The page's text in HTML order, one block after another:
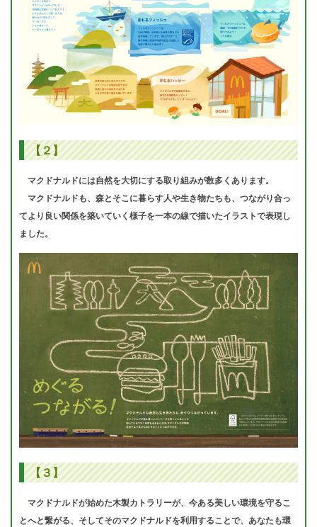
【２】
マクドナルドには自然を大切にする取り組みが数多くあります。
マクドナルドも、森とそこに暮らす人や生き物たちも、つながり合っ
てより良い関係を築いていく様子を一本の線で描いたイラストで表現し
ました。
【３】
マクドナルドが始めた木製カトラリーが、今ある美しい環境を守るこ
とへと繋がる、そしてそのマクドナルドを利用することで、あなたも環